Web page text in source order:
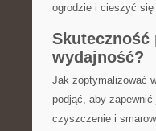
ogrodzie ⁢i cieszyć się⁢
Skuteczność
wydajność?
Jak zoptymalizować
podjąć, aby
czyszczenie i⁢